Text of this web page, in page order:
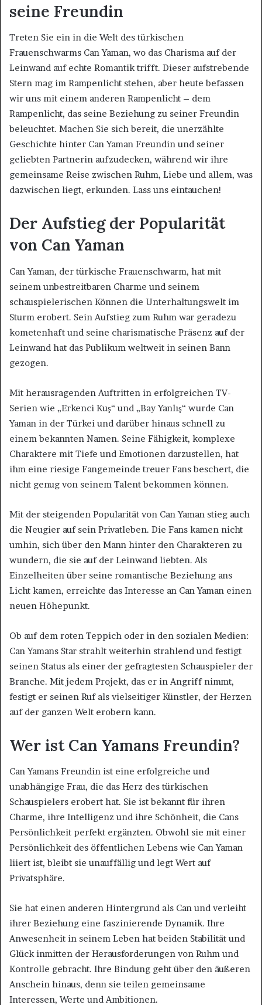
seine Freundin
Treten Sie ein in die Welt des türkischen
Frauenschwarms Can Yaman, wo das Charisma auf der
Leinwand auf echte Romantik trifft. Dieser aufstrebende
Stern mag im Rampenlicht stehen, aber heute befassen
wir uns mit einem anderen Rampenlicht – dem
Rampenlicht, das seine Beziehung zu seiner Freundin
beleuchtet. Machen Sie sich bereit, die unerzählte
Geschichte hinter Can Yaman Freundin und seiner
geliebten Partnerin aufzudecken, während wir ihre
gemeinsame Reise zwischen Ruhm, Liebe und allem, was
dazwischen liegt, erkunden. Lass uns eintauchen!
Der Aufstieg der Popularität
von Can Yaman
Can Yaman, der türkische Frauenschwarm, hat mit
seinem unbestreitbaren Charme und seinem
schauspielerischen Können die Unterhaltungswelt im
Sturm erobert. Sein Aufstieg zum Ruhm war geradezu
kometenhaft und seine charismatische Präsenz auf der
Leinwand hat das Publikum weltweit in seinen Bann
gezogen.
Mit herausragenden Auftritten in erfolgreichen TV-
Serien wie „Erkenci Kuş“ und „Bay Yanlış“ wurde Can
Yaman in der Türkei und darüber hinaus schnell zu
einem bekannten Namen. Seine Fähigkeit, komplexe
Charaktere mit Tiefe und Emotionen darzustellen, hat
ihm eine riesige Fangemeinde treuer Fans beschert, die
nicht genug von seinem Talent bekommen können.
Mit der steigenden Popularität von Can Yaman stieg auch
die Neugier auf sein Privatleben. Die Fans kamen nicht
umhin, sich über den Mann hinter den Charakteren zu
wundern, die sie auf der Leinwand liebten. Als
Einzelheiten über seine romantische Beziehung ans
Licht kamen, erreichte das Interesse an Can Yaman einen
neuen Höhepunkt.
Ob auf dem roten Teppich oder in den sozialen Medien:
Can Yamans Star strahlt weiterhin strahlend und festigt
seinen Status als einer der gefragtesten Schauspieler der
Branche. Mit jedem Projekt, das er in Angriff nimmt,
festigt er seinen Ruf als vielseitiger Künstler, der Herzen
auf der ganzen Welt erobern kann.
Wer ist Can Yamans Freundin?
Can Yamans Freundin ist eine erfolgreiche und
unabhängige Frau, die das Herz des türkischen
Schauspielers erobert hat. Sie ist bekannt für ihren
Charme, ihre Intelligenz und ihre Schönheit, die Cans
Persönlichkeit perfekt ergänzten. Obwohl sie mit einer
Persönlichkeit des öffentlichen Lebens wie Can Yaman
liiert ist, bleibt sie unauffällig und legt Wert auf
Privatsphäre.
Sie hat einen anderen Hintergrund als Can und verleiht
ihrer Beziehung eine faszinierende Dynamik. Ihre
Anwesenheit in seinem Leben hat beiden Stabilität und
Glück inmitten der Herausforderungen von Ruhm und
Kontrolle gebracht. Ihre Bindung geht über den äußeren
Anschein hinaus, denn sie teilen gemeinsame
Interessen, Werte und Ambitionen.